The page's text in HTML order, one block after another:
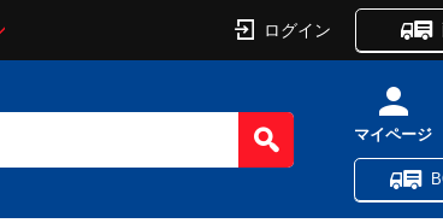
ログイン
マイページ